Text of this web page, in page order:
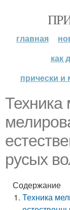
главная
как
прически и
Техника
русых
Содержание
Техника